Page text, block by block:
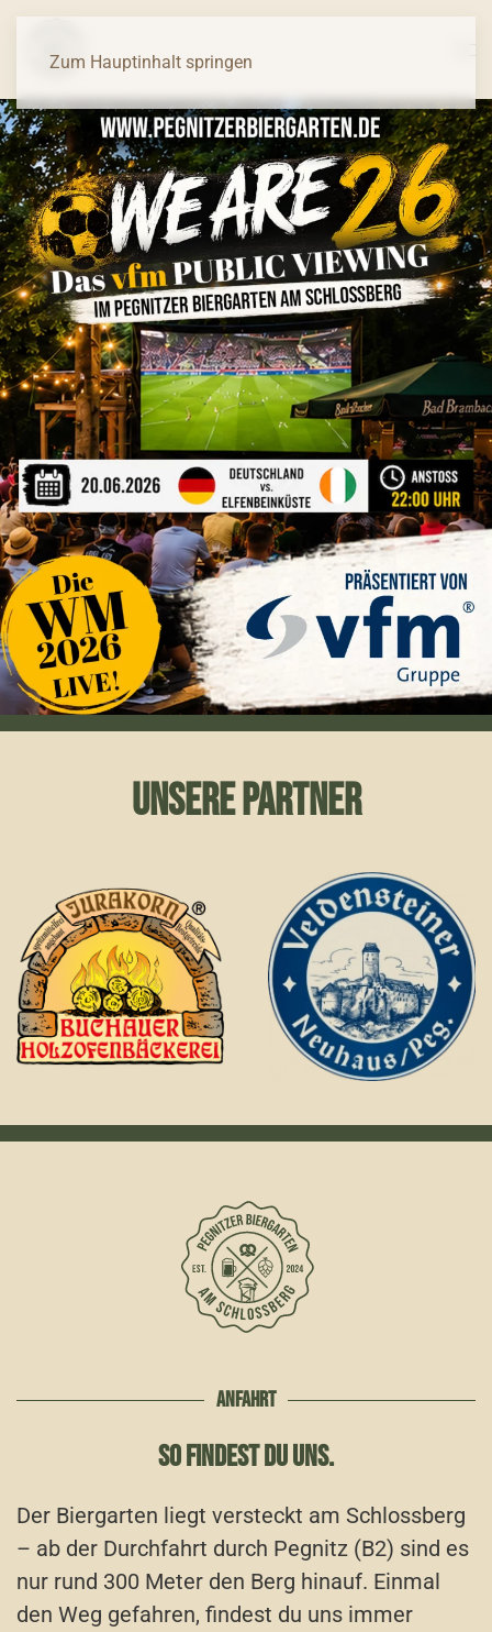
Zum Hauptinhalt springen
UNSERE PARTNER
ANFAHRT
SO FINDEST DU UNS.
Der Biergarten liegt versteckt am Schlossberg
– ab der Durchfahrt durch Pegnitz (B2) sind es
nur rund 300 Meter den Berg hinauf. Einmal
den Weg gefahren, findest du uns immer